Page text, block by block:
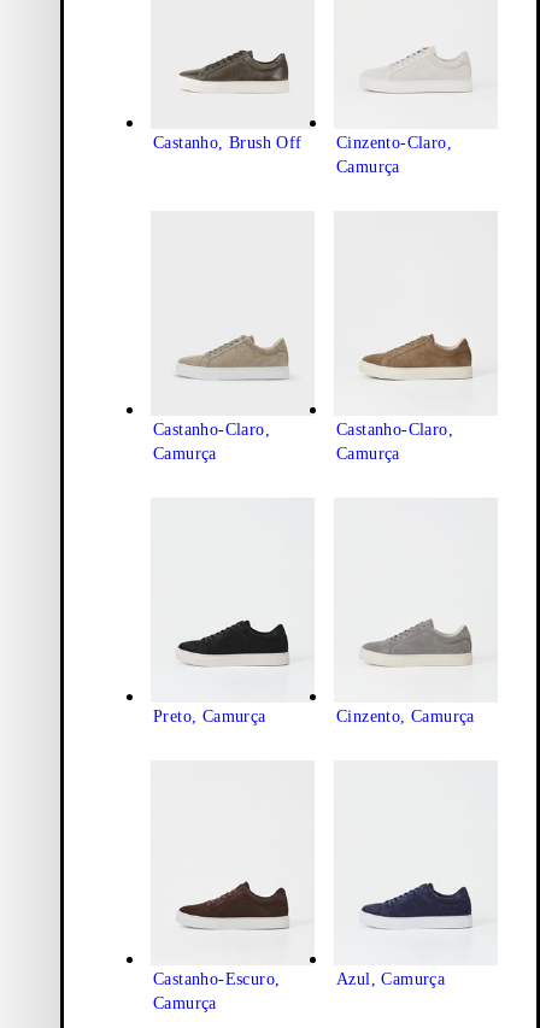
Castanho, Brush Off
Cinzento-Claro,
Camurça
Castanho-Claro,
Camurça
Castanho-Claro,
Camurça
Preto, Camurça Cinzento, Camurça
Castanho-Escuro,
Camurça
Azul, Camurça